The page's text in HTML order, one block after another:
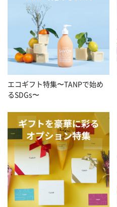
エコギフト特集〜TANPで始め
るSDGs〜